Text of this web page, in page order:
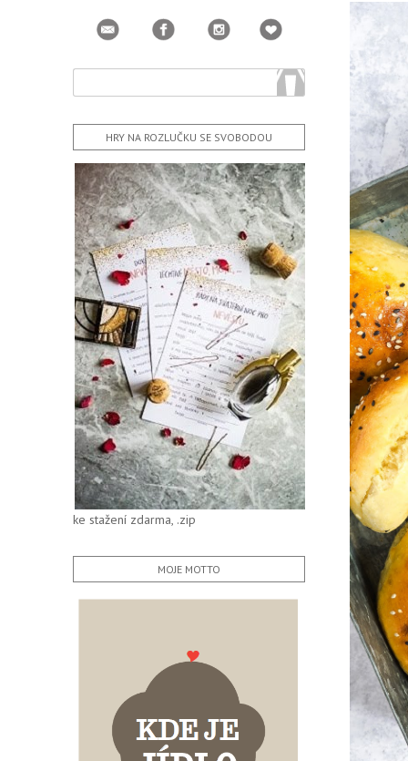
HRY NA ROZLUČKU SE SVOBODOU
ke stažení zdarma, .zip
MOJE MOTTO